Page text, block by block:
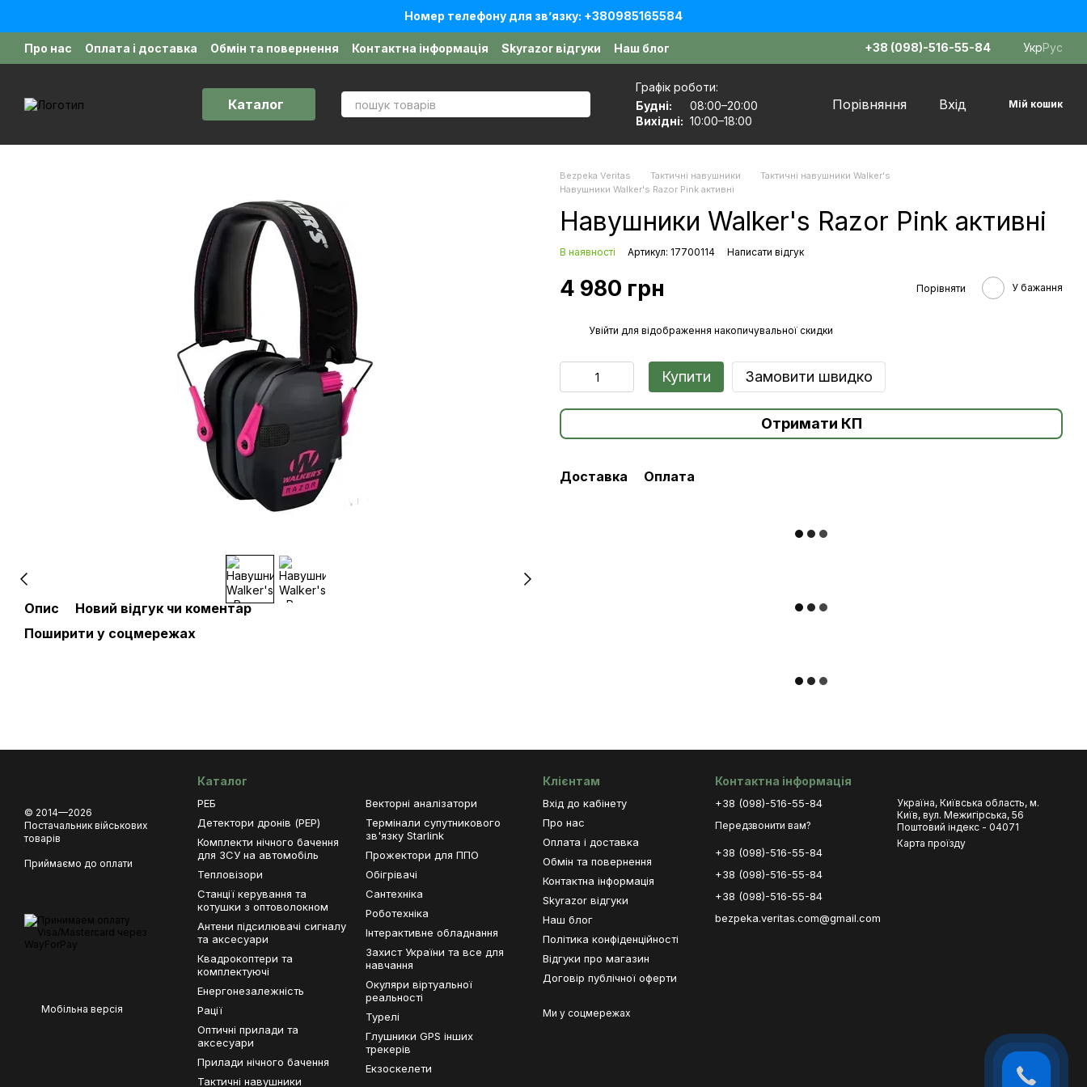
Номер телефону для звʼязку: +380985165584
Про нас Оплата і доставка Обмін та повернення Контактна інформація Skyrazor відгуки
Наш блог
Політика конфіденційності
Відгуки про магазин Договір публічної оферти
+38 (098)-516-55-84 УкрРус
Каталог
Графік роботи:
Будні:
08:00–20:00
Вихідні: 10:00–18:00
Порівняння Вхід Мій кошик
Опис
Новий відгук чи коментар
Поширити у соцмережах
Bezpeka Veritas Тактичні навушники
Тактичні навушники Walker's
Навушники Walker's Razor Pink активні
Навушники Walker's Razor Pink активні
В наявності Артикул: 17700114 Написати відгук
4 980 грн Порівняти У бажання
Увійти для відображення накопичувальної скидки
Купити Замовити швидко
Отримати КП
Доставка Оплата
© 2014—2026
Постачальник військових
товарів
Приймаємо до оплати
Мобільна версія
Каталог
РЕБ
Детектори дронів (РЕР)
Комплекти нічного бачення
для ЗСУ на автомобіль
Тепловізори
Станції керування та
котушки з оптоволокном
Антени підсилювачі сигналу
та аксесуари
Квадрокоптери та
комплектуючі
Енергонезалежність
Рації
Оптичні прилади та
аксесуари
Прилади нічного бачення
Тактичні навушники
Векторні аналізатори
Термінали супутникового
зв'язку Starlink
Прожектори для ППО
Обігрівачі
Сантехніка
Роботехніка
Інтерактивне обладнання
Захист України та все для
навчання
Окуляри віртуальної
реальності
Турелі
Глушники GPS інших
трекерів
Екзоскелети
Клієнтам
Вхід до кабінету
Про нас
Оплата і доставка
Обмін та повернення
Контактна інформація
Skyrazor відгуки
Наш блог
Політика конфіденційності
Відгуки про магазин
Договір публічної оферти
Ми у соцмережах
Контактна інформація
+38 (098)-516-55-84
Передзвонити вам?
+38 (098)-516-55-84
+38 (098)-516-55-84
+38 (098)-516-55-84
bezpeka.veritas.com@gmail.com
Україна, Київська область, м.
Київ, вул. Межигірська, 56
Поштовий індекс - 04071
Карта проїзду